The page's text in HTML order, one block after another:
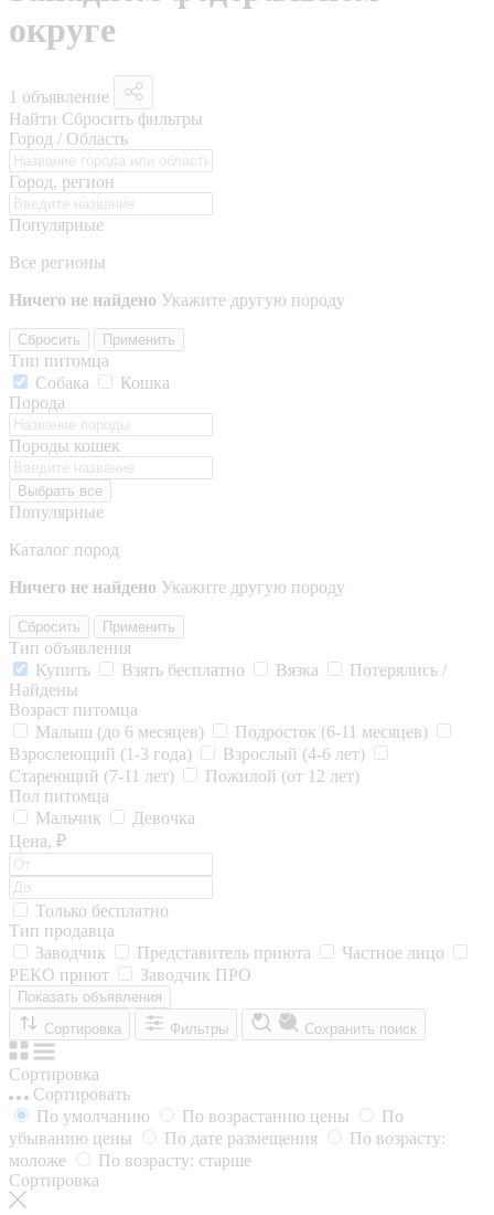
округе
1 объявление
Найти Сбросить фильтры
Город / Область
Город, регион
Популярные
Все регионы
Ничего не найдено Укажите другую породу
Сбросить Применить
Тип питомца
Собака
Кошка
Порода
Породы кошек
Выбрать все
Популярные
Каталог пород
Ничего не найдено Укажите другую породу
Сбросить Применить
Тип объявления
Купить
Взять бесплатно Вязка
Потерялись /
Найдены
Возраст питомца
Малыш (до 6 месяцев)
Подросток (6-11 месяцев)
Взрослеющий (1-3 года)
Взрослый (4-6 лет)
Стареющий (7-11 лет)
Пожилой (от 12 лет)
Пол питомца
Мальчик
Девочка
Цена, ₽
Только бесплатно
Тип продавца
Заводчик
Представитель приюта
Частное лицо
РЕКО приют
Заводчик ПРО
Показать объявления
Сортировка
Фильтры Сохранить поиск
Сортировка
Сортировать
По умолчанию
По возрастанию цены
По
убыванию цены
По дате размещения
По возрасту:
моложе
По возрасту: старше
Сортировка